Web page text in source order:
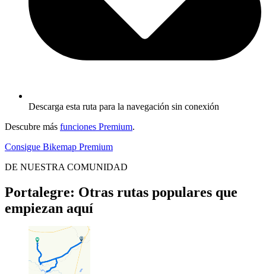
Descarga esta ruta para la navegación sin conexión
Descubre más funciones Premium.
Consigue Bikemap Premium
DE NUESTRA COMUNIDAD
Portalegre: Otras rutas populares que
empiezan aquí